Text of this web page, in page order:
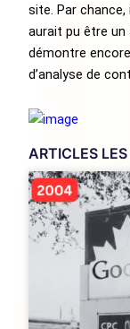
site. Par
aurait pu être
démontre
d’analyse de
ARTICLES